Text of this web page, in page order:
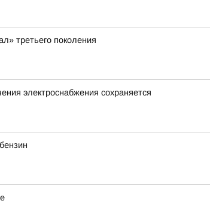
третьего поколения
электроснабжения сохраняется